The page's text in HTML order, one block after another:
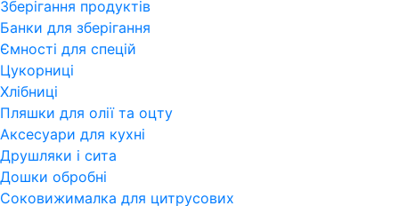
Зберігання продуктів
Банки для зберігання
Ємності для спецій
Цукорниці
Хлібниці
Пляшки для олії та оцту
Аксесуари для кухні
Друшляки і сита
Дошки обробні
Соковижималка для цитрусових